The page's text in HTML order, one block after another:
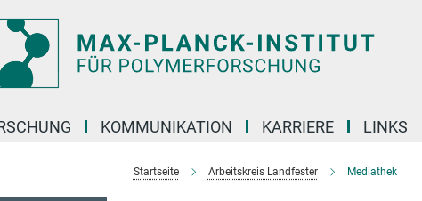
KOMMUNIKATION KARRIERE LINKS
Startseite Arbeitskreis Landfester Mediathek